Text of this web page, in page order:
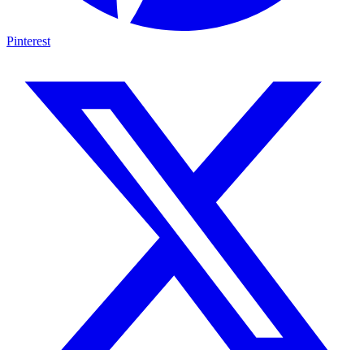
Pinterest